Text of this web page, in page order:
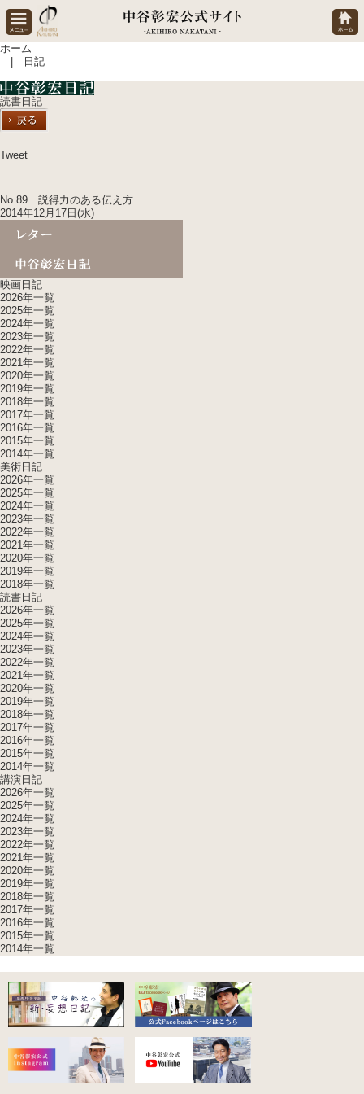
ホーム
| 日記
読書日記
Tweet
No.89 説得力のある伝え方
2014年12月17日(水)
映画日記
2026年一覧
2025年一覧
2024年一覧
2023年一覧
2022年一覧
2021年一覧
2020年一覧
2019年一覧
2018年一覧
2017年一覧
2016年一覧
2015年一覧
2014年一覧
美術日記
2026年一覧
2025年一覧
2024年一覧
2023年一覧
2022年一覧
2021年一覧
2020年一覧
2019年一覧
2018年一覧
読書日記
2026年一覧
2025年一覧
2024年一覧
2023年一覧
2022年一覧
2021年一覧
2020年一覧
2019年一覧
2018年一覧
2017年一覧
2016年一覧
2015年一覧
2014年一覧
講演日記
2026年一覧
2025年一覧
2024年一覧
2023年一覧
2022年一覧
2021年一覧
2020年一覧
2019年一覧
2018年一覧
2017年一覧
2016年一覧
2015年一覧
2014年一覧